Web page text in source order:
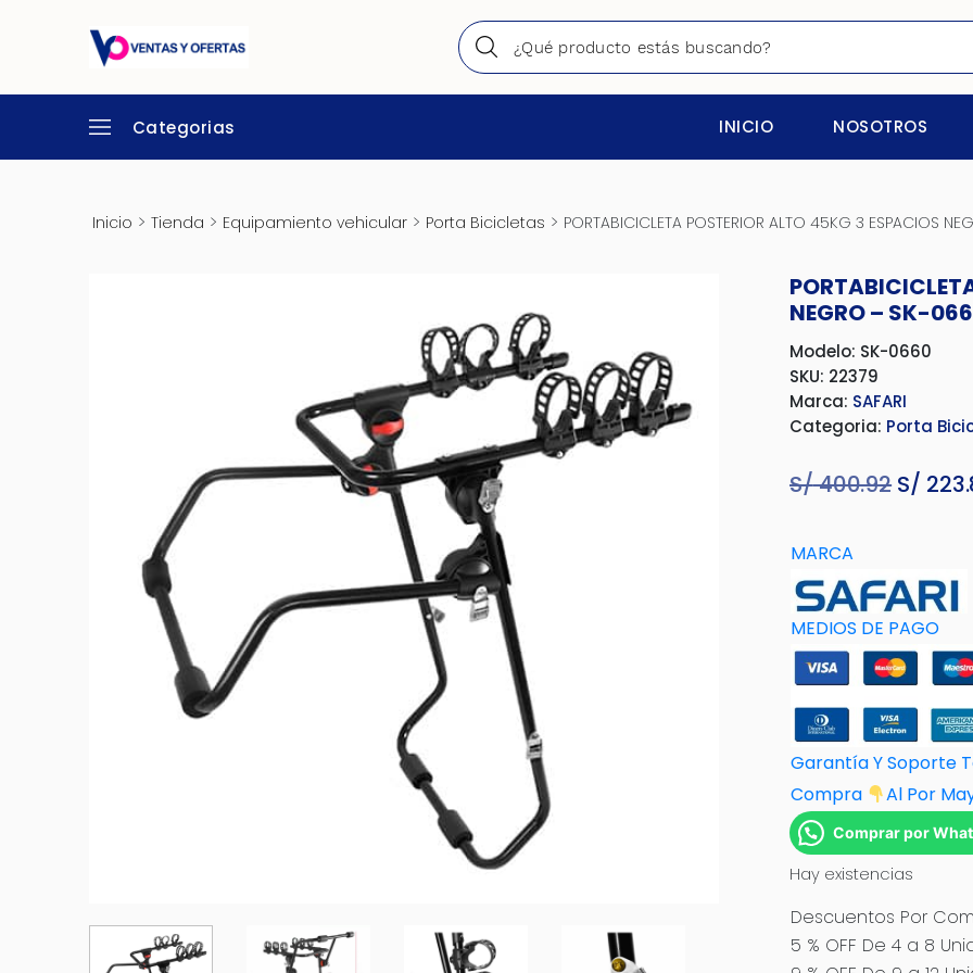
Categorias INICIO NOSOTROS
Inicio > Tienda > Equipamiento vehicular> Porta Bicicletas > PORTABICICLETA POSTERIOR ALTO 45KG 3 ESPACIOS
NEGRO – SK-
Modelo: SK-0660
SKU: 22379
Marca: SAFARI
Categoria: Porta
S/400.92 El
era:
S/
S/
MARCA
MEDIOS DE PAGO
Garantía Y Soporte
Compra
Al Por M
Comprar por
Hay existencias
Descuentos Por
5 % OFF De 4 a 8